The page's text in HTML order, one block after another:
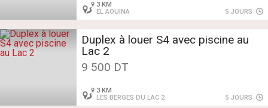
3 KM
EL AOUINA
5 JOURS
Duplex à louer S4 avec piscine au
Lac 2
9 500 DT
3 KM
LES BERGES DU LAC 2
5 JOURS